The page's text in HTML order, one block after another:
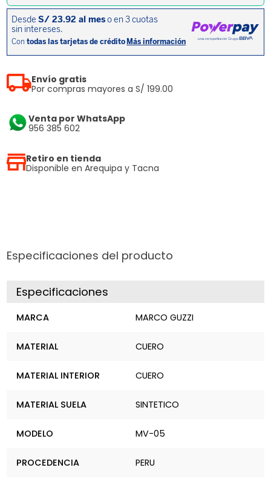
Envío gratis
Por compras mayores a S/ 199.00
Venta por WhatsApp
956 385 602
Retiro en tienda
Disponible en Arequipa y Tacna
Especificaciones del producto
Especificaciones
MARCA MARCO GUZZI
MATERIAL CUERO
MATERIAL INTERIOR CUERO
MATERIAL SUELA SINTETICO
MODELO MV-05
PROCEDENCIA PERU